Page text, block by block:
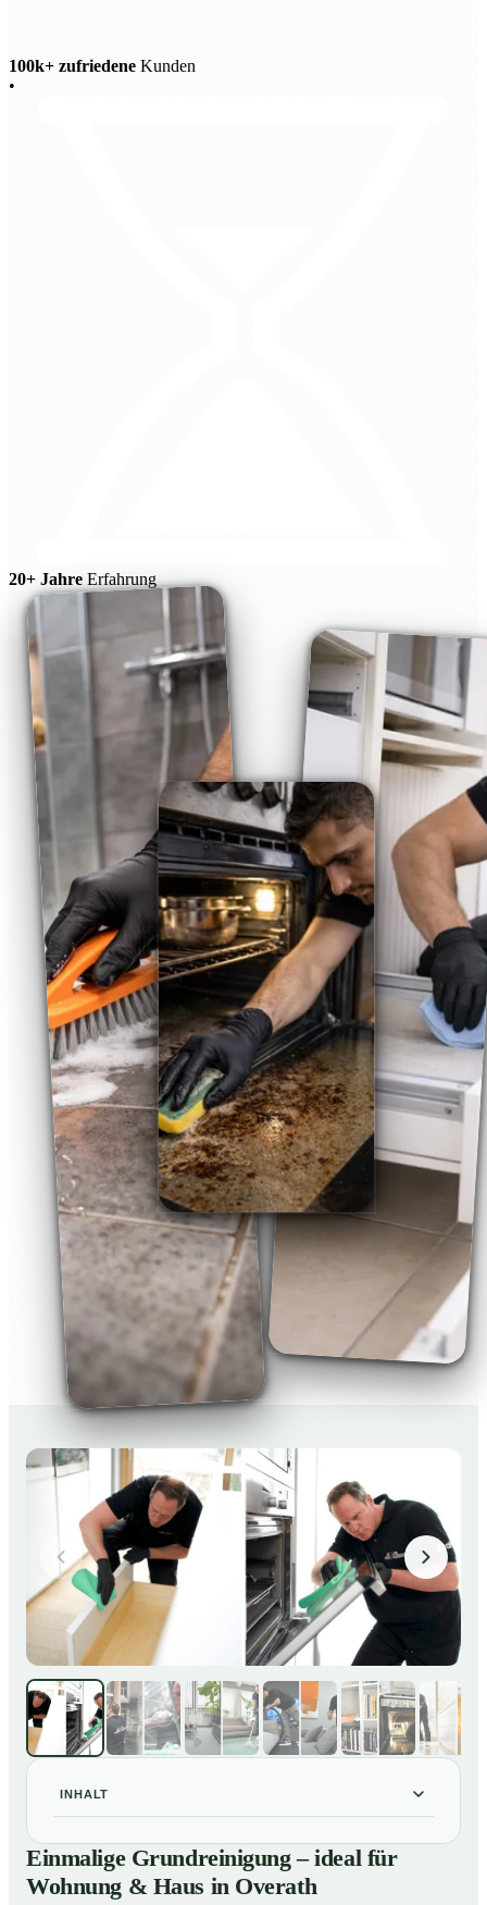
100k+ zufriedene Kunden
•
20+ Jahre Erfahrung
INHALT
Einmalige Grundreinigung – ideal für Wohnung & Haus
in Overath
Einmalige Grundreinigung – ideal für
Wohnung & Haus in Overath